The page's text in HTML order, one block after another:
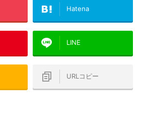
Hatena
LINE
URLコピー